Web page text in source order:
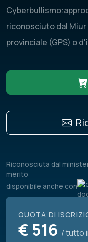
riconosciuto dal
provinciale (GPS) o
Riconosciuta dal
merito
disponibile anche con
QUOTA DI
€ 516 / tutto